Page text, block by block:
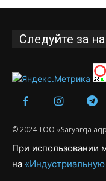
Следуйте за
© 2024 ТОО «Saryarqa
При использовании
на «Индустриальную